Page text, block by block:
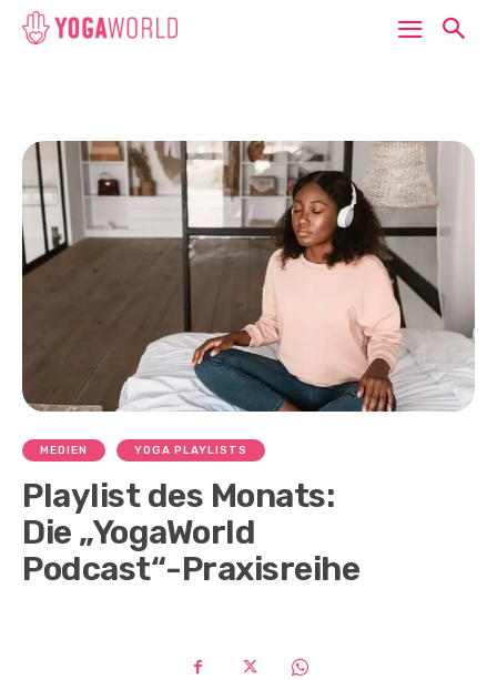
MEDIEN YOGA PLAYLISTS
Playlist des Monats:
Die „YogaWorld
Podcast“-Praxisreihe